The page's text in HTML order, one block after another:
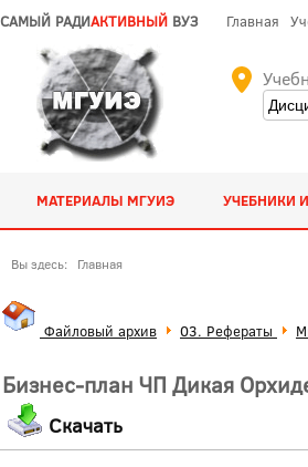
САМЫЙ РАДИАКТИВНЫЙ ВУЗ Главная
МАТЕРИАЛЫ МГУИЭ УЧЕБНИКИ
Вы здесь: Главная
Файловый архив 03. Рефераты
Бизнес-план ЧП Дикая
Скачать